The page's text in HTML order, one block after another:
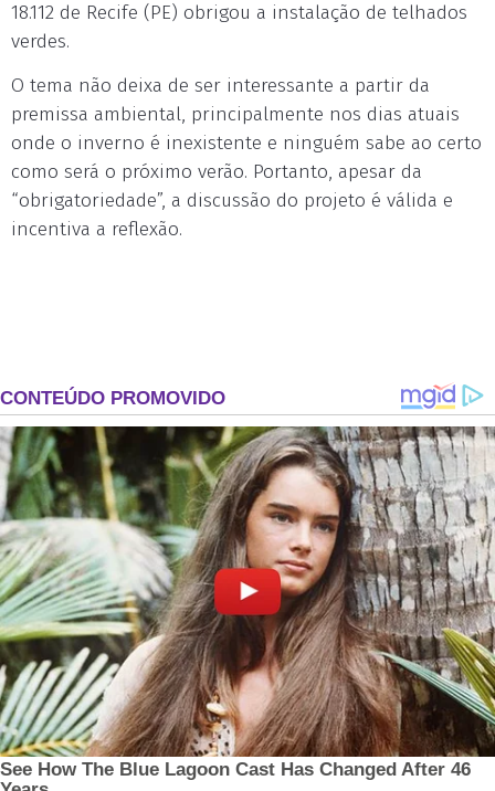
18.112 de Recife (PE) obrigou a instalação de telhados
verdes.
O tema não deixa de ser interessante a partir da
premissa ambiental, principalmente nos dias atuais
onde o inverno é inexistente e ninguém sabe ao certo
como será o próximo verão. Portanto, apesar da
“obrigatoriedade”, a discussão do projeto é válida e
incentiva a reflexão.